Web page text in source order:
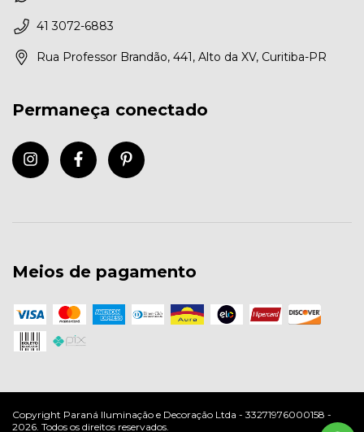
41 3072-6883
Rua Professor Brandão, 441, Alto da XV, Curitiba-PR
Permaneça conectado
Meios de pagamento
Copyright Paraná Iluminação e Decoração Ltda - 33271976000158 -
2026. Todos os direitos reservados.